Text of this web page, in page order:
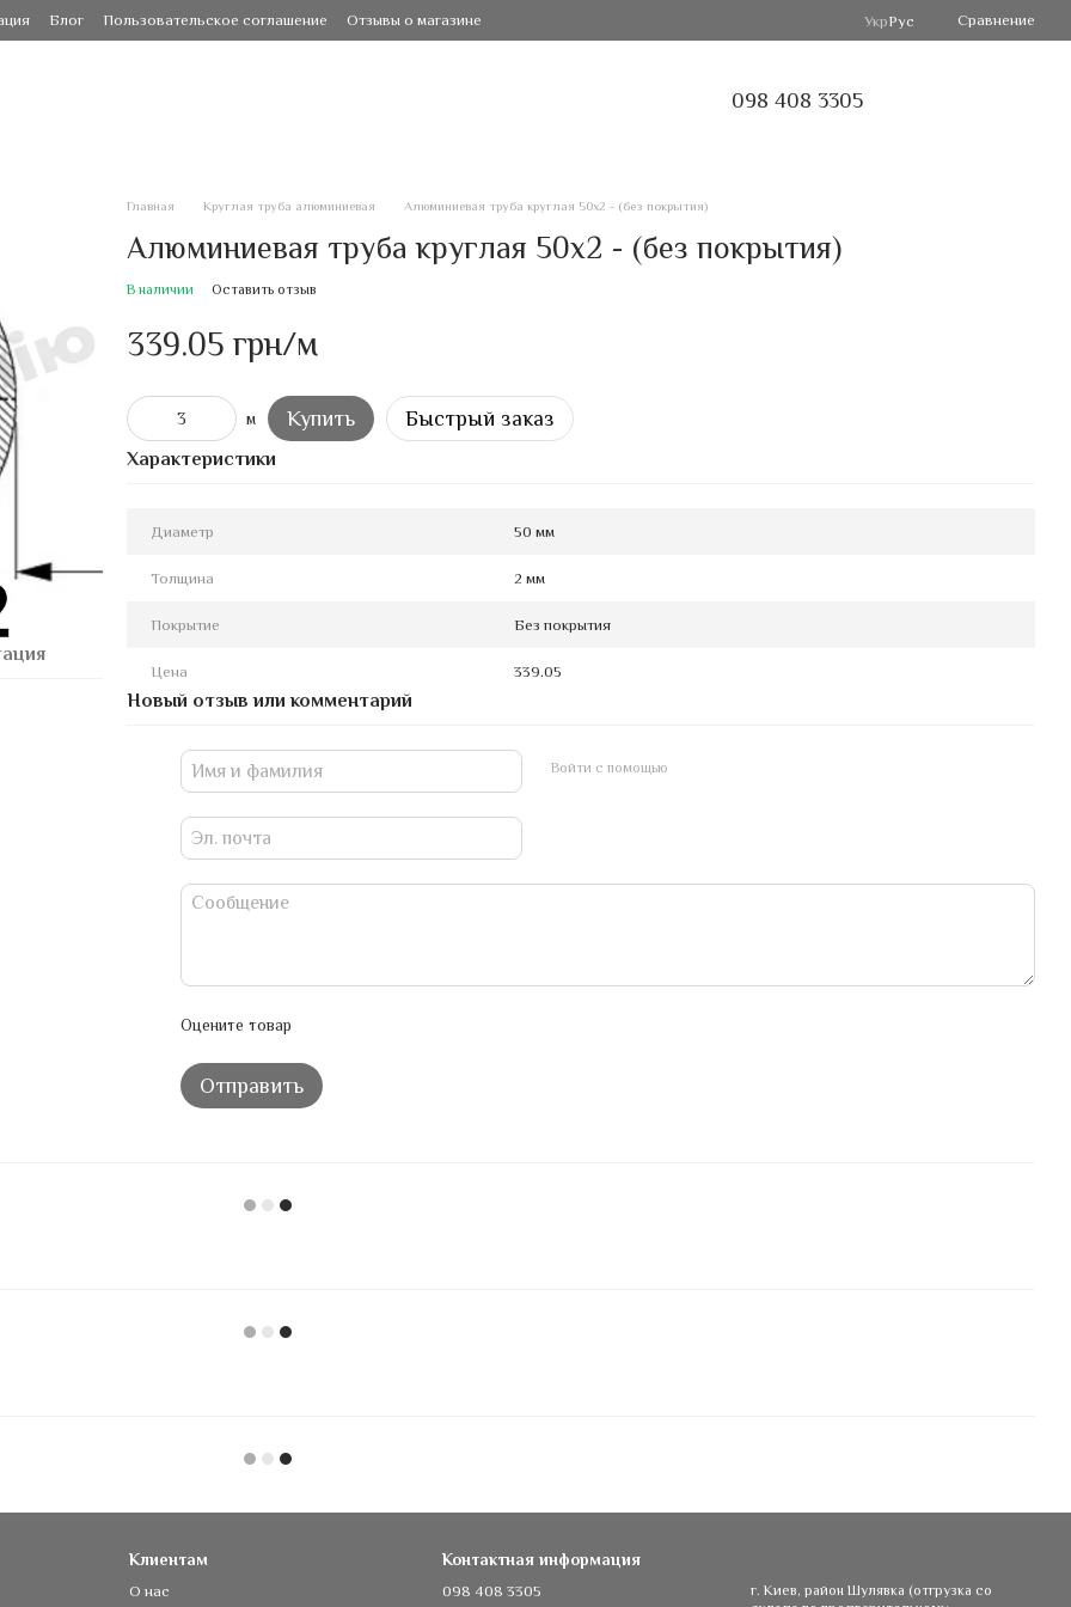
Блог Пользовательское соглашение Отзывы о магазине УкрРус Сравнение
098 408 3305
Главная Круглая труба алюминиевая Алюминиевая труба круглая 50х2 - (без покрытия)
Алюминиевая труба круглая 50х2 - (без покрытия)
В наличии Оставить отзыв
339.05 грн/м
м Купить Быстрый заказ
Характеристики
Диаметр 50 мм
Толщина 2 мм
Покрытие Без покрытия
Цена 339.05
Новый отзыв или комментарий
Войти с помощью
Оцените товар
Отправить
Клиентам
О нас
Контактная информация
098 408 3305
г. Киев, район Шулявка (отгрузка со